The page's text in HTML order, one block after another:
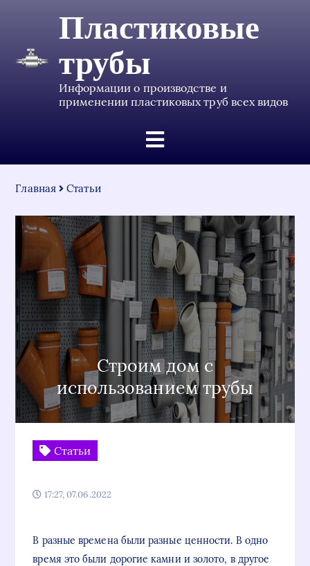
Пластиковые
трубы
Информации о производстве и
применении пластиковых труб всех видов
Главная Статьи
Строим дом с
использованием трубы
Статьи
17:27, 07.06.2022
В разные времена были разные ценности. В одно
время это были дорогие камни и золото, в другое